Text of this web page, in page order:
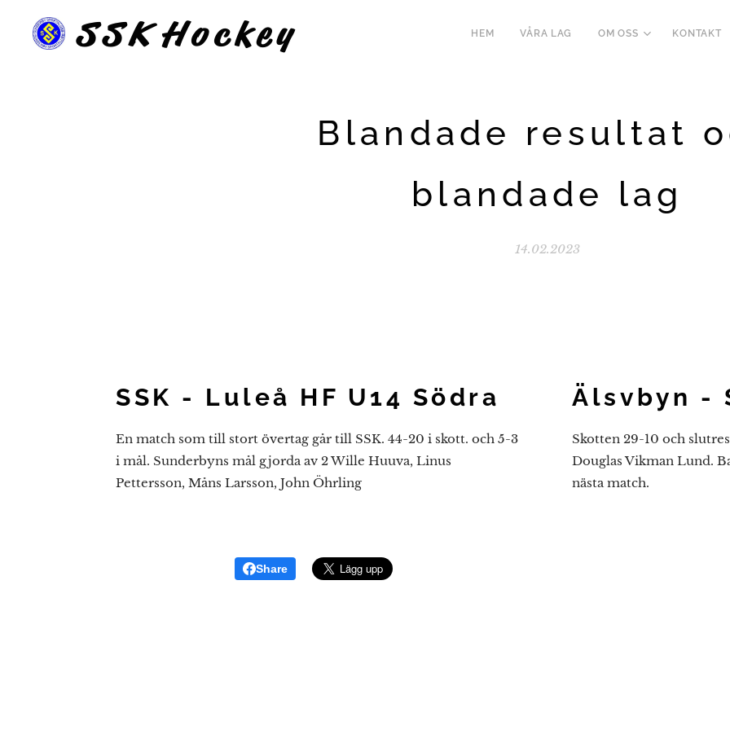
SSKHockey HEM VÅRA LAG OM OSS KONTAKT
Blandade resultat
blandade lag
14.02.2023
SSK - Luleå HF U14 Södra
En match som till stort övertag går till SSK. 44-20 i skott. och 5-3
i mål. Sunderbyns mål gjorda av 2 Wille Huuva, Linus
Pettersson, Måns Larsson, John Öhrling
Älsvbyn -
Skotten 29-10 och
Douglas Vikman Lund.
nästa match.
Share